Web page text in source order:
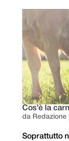
Cos’è la
da Redazione|
Soprattutto